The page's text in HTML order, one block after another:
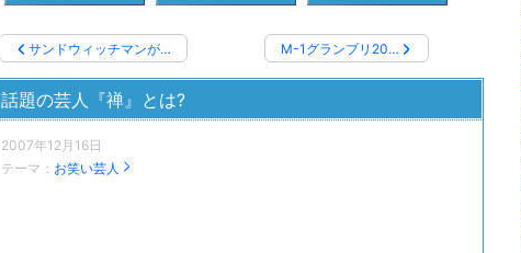
サンドウィッチマンが… M-1グランプリ20…
話題の芸人『禅』とは?
2007年12月16日
テーマ： お笑い芸人